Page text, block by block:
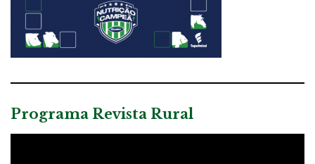
Programa Revista Rural